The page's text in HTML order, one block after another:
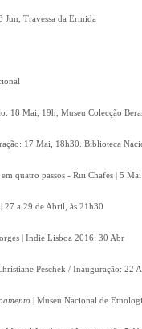
Jun, Travessa da Ermida
18 Mai, 19h, Museu Colecção
17 Mai, 18h30. Biblioteca
quatro passos - Rui Chafes | 5
27 a 29 de Abril, às 21h30
| Indie Lisboa 2016: 30 Abr
Peschek / Inauguração: 22
| Museu Nacional de